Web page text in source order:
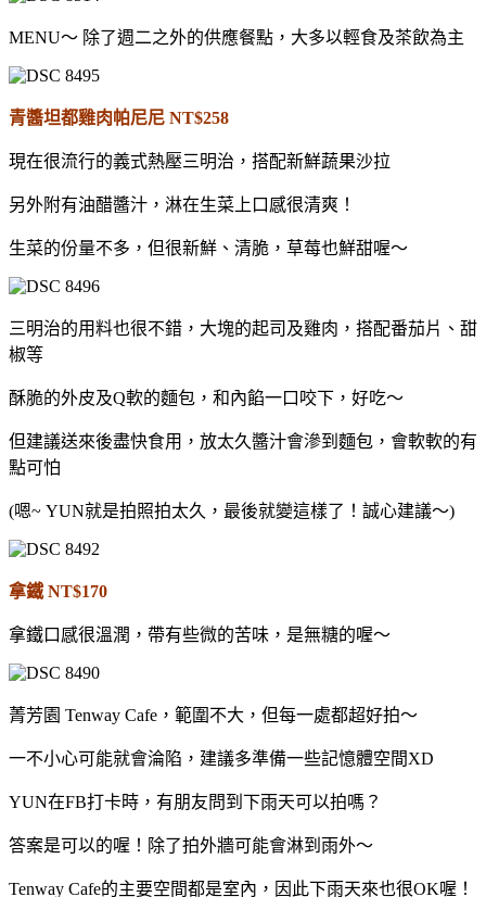
MENU～ 除了週二之外的供應餐點，大多以輕食及茶飲為主
青醬坦都雞肉帕尼尼 NT$258
現在很流行的義式熱壓三明治，搭配新鮮蔬果沙拉
另外附有油醋醬汁，淋在生菜上口感很清爽！
生菜的份量不多，但很新鮮、清脆，草莓也鮮甜喔～
三明治的用料也很不錯，大塊的起司及雞肉，搭配番茄片、甜
椒等
酥脆的外皮及Q軟的麵包，和內餡一口咬下，好吃～
但建議送來後盡快食用，放太久醬汁會滲到麵包，會軟軟的有
點可怕
(嗯~ YUN就是拍照拍太久，最後就變這樣了！誠心建議～)
拿鐵 NT$170
拿鐵口感很溫潤，帶有些微的苦味，是無糖的喔～
菁芳園 Tenway Cafe，範圍不大，但每一處都超好拍～
一不小心可能就會淪陷，建議多準備一些記憶體空間XD
YUN在FB打卡時，有朋友問到下雨天可以拍嗎？
答案是可以的喔！除了拍外牆可能會淋到雨外～
Tenway Cafe的主要空間都是室內，因此下雨天來也很OK喔！